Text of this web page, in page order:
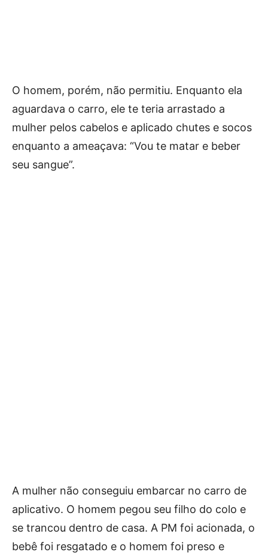
O homem, porém, não permitiu. Enquanto ela
aguardava o carro, ele te teria arrastado a
mulher pelos cabelos e aplicado chutes e socos
enquanto a ameaçava: “Vou te matar e beber
seu sangue”.
A mulher não conseguiu embarcar no carro de
aplicativo. O homem pegou seu filho do colo e
se trancou dentro de casa. A PM foi acionada, o
bebê foi resgatado e o homem foi preso e